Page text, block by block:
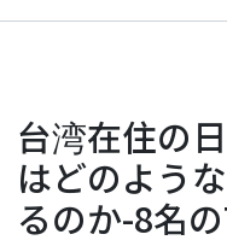
Statistics
台湾在住の
はどのよう
るのか-8名